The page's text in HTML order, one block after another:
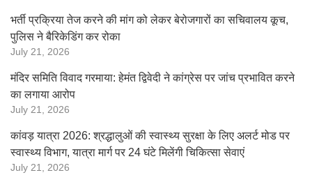
भर्ती प्रक्रिया तेज करने की मांग को लेकर बेरोजगारों का सचिवालय कूच,
पुलिस ने बैरिकेडिंग कर रोका
July 21, 2026
मंदिर समिति विवाद गरमाया: हेमंत द्विवेदी ने कांग्रेस पर जांच प्रभावित करने
का लगाया आरोप
July 21, 2026
कांवड़ यात्रा 2026: श्रद्धालुओं की स्वास्थ्य सुरक्षा के लिए अलर्ट मोड पर
स्वास्थ्य विभाग, यात्रा मार्ग पर 24 घंटे मिलेंगी चिकित्सा सेवाएं
July 21, 2026